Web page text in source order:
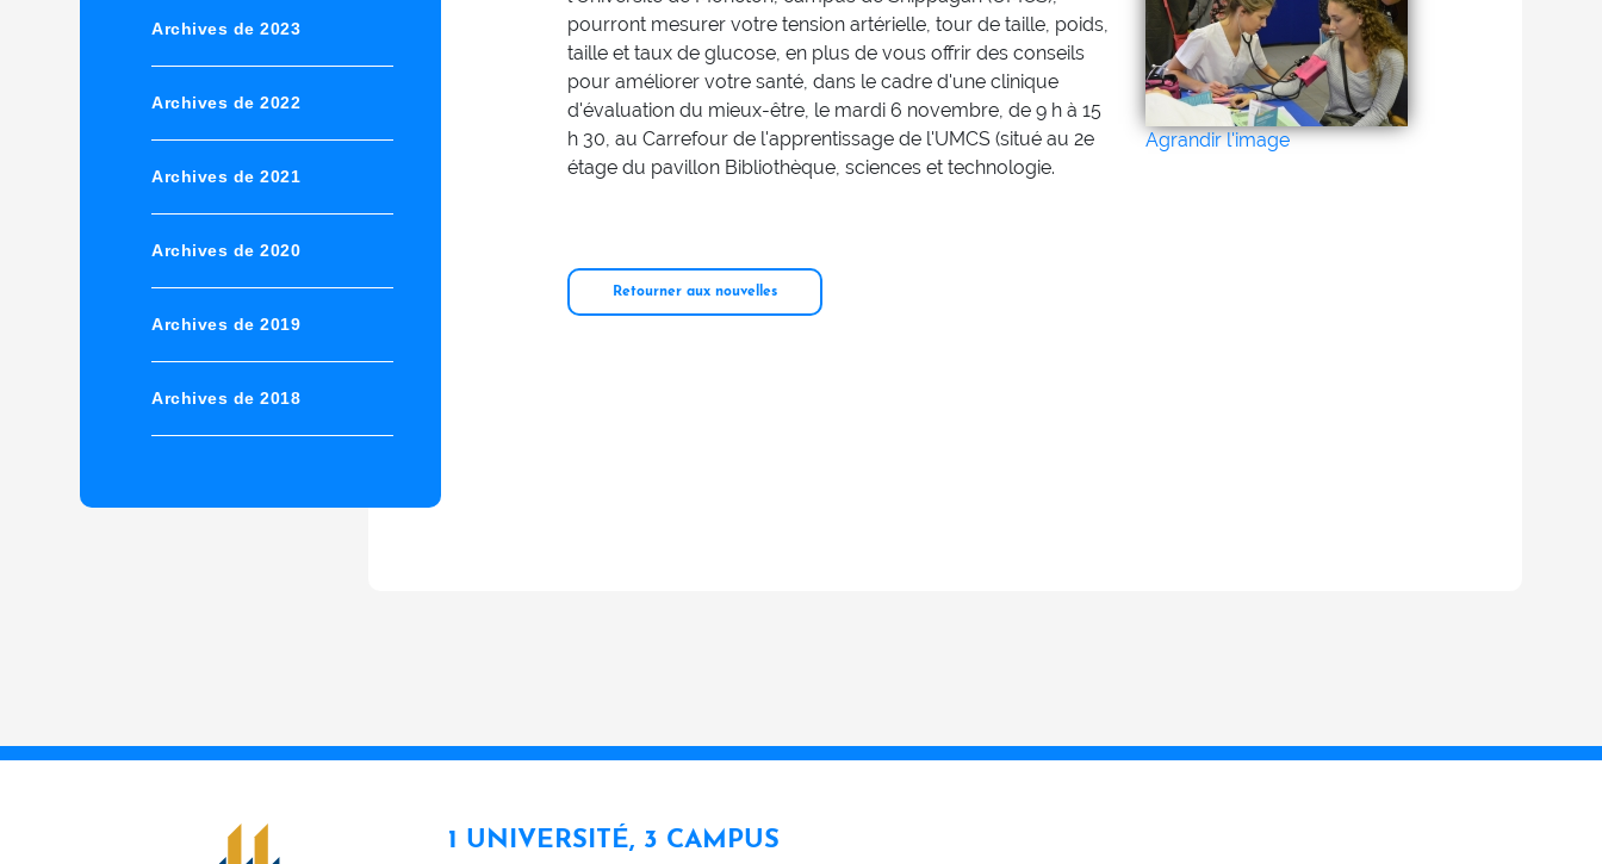
Archives de 2023
Archives de 2022
Archives de 2021
Archives de 2020
Archives de 2019
Archives de 2018
Agrandir l'image
pourront mesurer votre tension artérielle, tour de taille, poids,
taille et taux de glucose, en plus de vous offrir des conseils
pour améliorer votre santé, dans le cadre d'une clinique
d'évaluation du mieux-être, le mardi 6 novembre, de 9 h à 15
h 30, au Carrefour de l'apprentissage de l'UMCS (situé au 2e
étage du pavillon Bibliothèque, sciences et technologie.
Retourner aux nouvelles
1 UNIVERSITÉ, 3 CAMPUS